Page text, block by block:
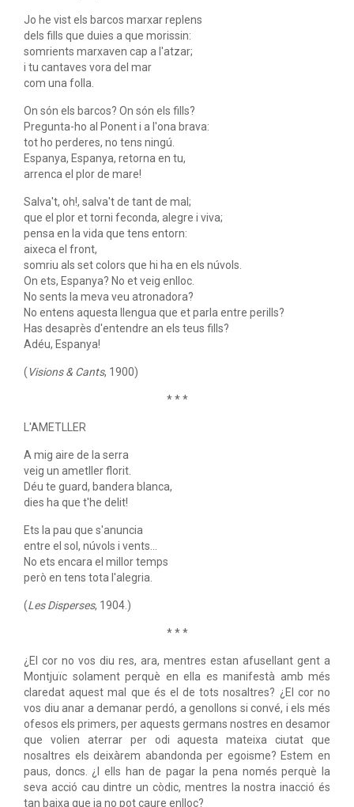
Jo he vist els barcos marxar replens
dels fills que duies a que morissin:
somrients marxaven cap a l'atzar;
i tu cantaves vora del mar
com una folla.
On són els barcos? On són els fills?
Pregunta-ho al Ponent i a l'ona brava:
tot ho perderes, no tens ningú.
Espanya, Espanya, retorna en tu,
arrenca el plor de mare!
Salva't, oh!, salva't de tant de mal;
que el plor et torni feconda, alegre i viva;
pensa en la vida que tens entorn:
aixeca el front,
somriu als set colors que hi ha en els núvols.
On ets, Espanya? No et veig enlloc.
No sents la meva veu atronadora?
No entens aquesta llengua que et parla entre perills?
Has desaprès d'entendre an els teus fills?
Adéu, Espanya!
(Visions & Cants, 1900)
* * *
L'AMETLLER
A mig aire de la serra
veig un ametller florit.
Déu te guard, bandera blanca,
dies ha que t'he delit!
Ets la pau que s'anuncia
entre el sol, núvols i vents...
No ets encara el millor temps
però en tens tota l'alegria.
(Les Disperses, 1904.)
* * *
¿El cor no vos diu res, ara, mentres estan afusellant gent a
Montjuïc solament perquè en ella es manifestà amb més
claredat aquest mal que és el de tots nosaltres? ¿El cor no
vos diu anar a demanar perdó, a genollons si convé, i els més
ofesos els primers, per aquests germans nostres en desamor
que volien aterrar per odi aquesta mateixa ciutat que
nosaltres els deixàrem abandonda per egoisme? Estem en
paus, doncs. ¿I ells han de pagar la pena només perquè la
seva acció cau dintre un còdic, mentres la nostra inacció és
tan baixa que ja no pot caure enlloc?